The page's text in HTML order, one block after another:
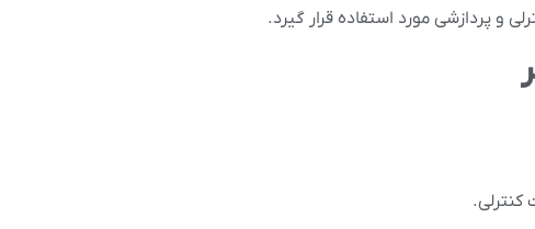
و پردازشی مورد استفاده قرار گیرد.
کنترلی.